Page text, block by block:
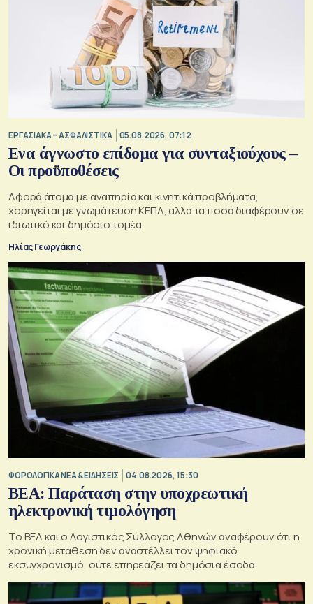
ΕΡΓΑΣΙΑΚΑ – ΑΣΦΑΛΙΣΤΙΚΑ 05.08.2026, 07:12
Ενα άγνωστο επίδομα για συνταξιούχους –
Οι προϋποθέσεις
Αφορά άτομα με αναπηρία και κινητικά προβλήματα,
χορηγείται με γνωμάτευση ΚΕΠΑ, αλλά τα ποσά διαφέρουν σε
ιδιωτικό και δημόσιο τομέα
Ηλίας Γεωργάκης
ΦΟΡΟΛΟΓΙΚΑ ΝΕΑ & EΙΔΗΣΕΙΣ 04.08.2026, 15:30
BEA: Παράταση στην υποχρεωτική
ηλεκτρονική τιμολόγηση
To BEA και ο Λογιστικός Σύλλογος Αθηνών αναφέρουν ότι η
χρονική μετάθεση δεν αναστέλλει τον ψηφιακό
εκσυγχρονισμό, ούτε επηρεάζει τα δημόσια έσοδα